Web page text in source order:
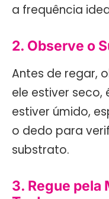
a frequência
2. Observe o
Antes de regar,
ele estiver seco,
estiver úmido,
o dedo para
substrato.
3. Regue pela